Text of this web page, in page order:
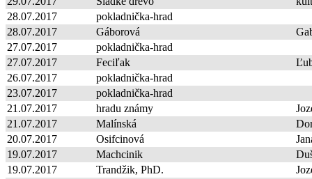
28.07.2017
pokladnička-hrad
28.07.2017
Gáborová
27.07.2017
pokladnička-hrad
27.07.2017
Feciľak
26.07.2017
pokladnička-hrad
23.07.2017
pokladnička-hrad
21.07.2017
hradu známy
21.07.2017
Malínská
20.07.2017
Osifcinová
19.07.2017
Machcinik
19.07.2017
Trandžik, PhD.